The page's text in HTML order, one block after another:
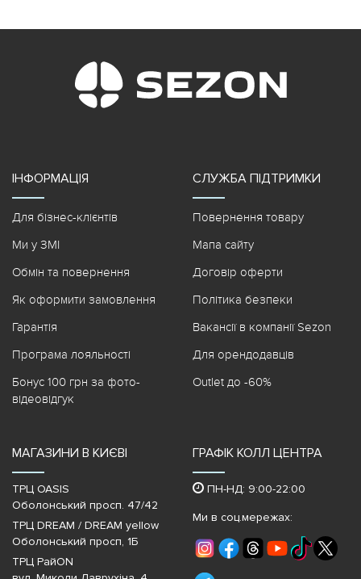
ІНФОРМАЦІЯ
Для бізнес-клієнтів
Ми у ЗМІ
Обмін та повернення
Як оформити замовлення
Гарантія
Програма лояльності
Бонус 100 грн за фото-
відеовідгук
СЛУЖБА ПІДТРИМКИ
Повернення товару
Мапа сайту
Договір оферти
Політика безпеки
Вакансії в компанії Sezon
Для орендодавців
Outlet до -60%
МАГАЗИНИ В КИЄВІ
ТРЦ OASIS
Оболонський просп. 47/42
ТРЦ DREAM / DREAM yellow
Оболонський просп, 1Б
ТРЦ РайON
ГРАФІК КОЛЛ ЦЕНТРА
ПН-НД: 9:00-22:00
Ми в соц.мережах: